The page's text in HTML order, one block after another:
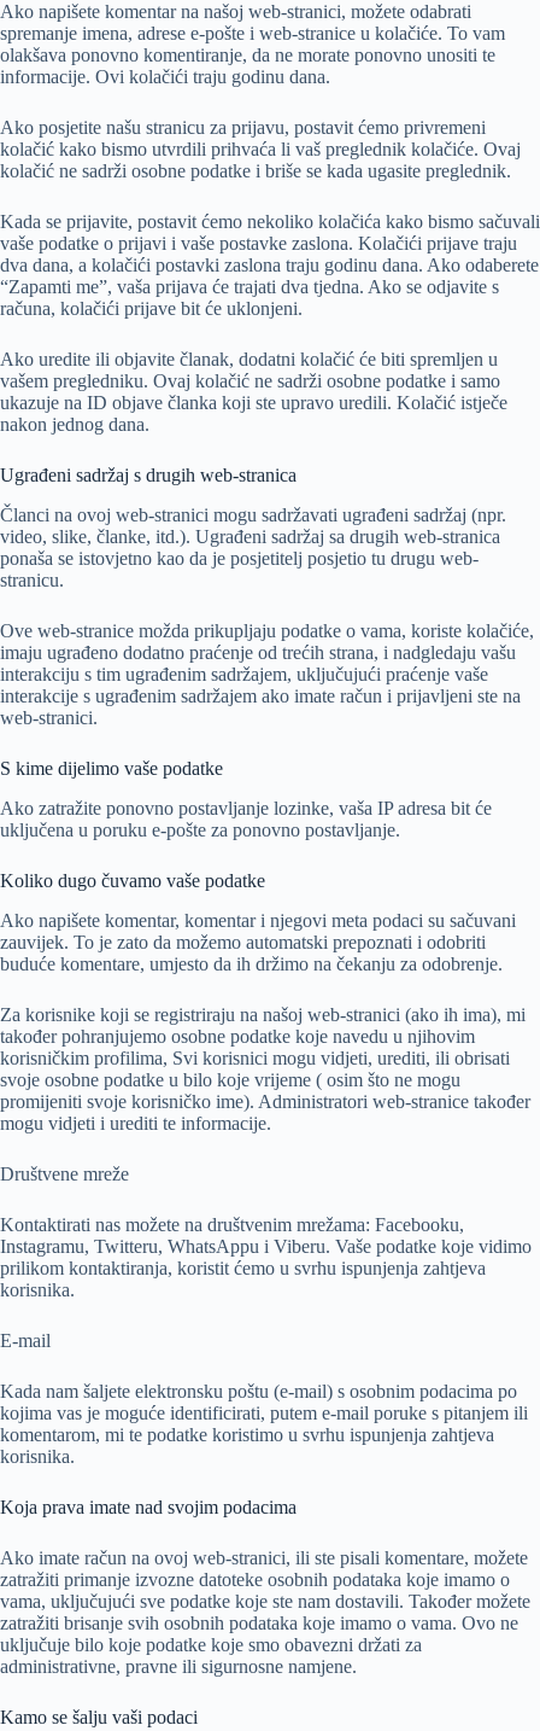
Ako napišete komentar na našoj web-stranici, možete odabrati
spremanje imena, adrese e-pošte i web-stranice u kolačiće. To vam
olakšava ponovno komentiranje, da ne morate ponovno unositi te
informacije. Ovi kolačići traju godinu dana.
Ako posjetite našu stranicu za prijavu, postavit ćemo privremeni
kolačić kako bismo utvrdili prihvaća li vaš preglednik kolačiće. Ovaj
kolačić ne sadrži osobne podatke i briše se kada ugasite preglednik.
Kada se prijavite, postavit ćemo nekoliko kolačića kako bismo sačuvali
vaše podatke o prijavi i vaše postavke zaslona. Kolačići prijave traju
dva dana, a kolačići postavki zaslona traju godinu dana. Ako odaberete
“Zapamti me”, vaša prijava će trajati dva tjedna. Ako se odjavite s
računa, kolačići prijave bit će uklonjeni.
Ako uredite ili objavite članak, dodatni kolačić će biti spremljen u
vašem pregledniku. Ovaj kolačić ne sadrži osobne podatke i samo
ukazuje na ID objave članka koji ste upravo uredili. Kolačić istječe
nakon jednog dana.
Ugrađeni sadržaj s drugih web-stranica
Članci na ovoj web-stranici mogu sadržavati ugrađeni sadržaj (npr.
video, slike, članke, itd.). Ugrađeni sadržaj sa drugih web-stranica
ponaša se istovjetno kao da je posjetitelj posjetio tu drugu web-
stranicu.
Ove web-stranice možda prikupljaju podatke o vama, koriste kolačiće,
imaju ugrađeno dodatno praćenje od trećih strana, i nadgledaju vašu
interakciju s tim ugrađenim sadržajem, uključujući praćenje vaše
interakcije s ugrađenim sadržajem ako imate račun i prijavljeni ste na
web-stranici.
S kime dijelimo vaše podatke
Ako zatražite ponovno postavljanje lozinke, vaša IP adresa bit će
uključena u poruku e-pošte za ponovno postavljanje.
Koliko dugo čuvamo vaše podatke
Ako napišete komentar, komentar i njegovi meta podaci su sačuvani
zauvijek. To je zato da možemo automatski prepoznati i odobriti
buduće komentare, umjesto da ih držimo na čekanju za odobrenje.
Za korisnike koji se registriraju na našoj web-stranici (ako ih ima), mi
također pohranjujemo osobne podatke koje navedu u njihovim
korisničkim profilima, Svi korisnici mogu vidjeti, urediti, ili obrisati
svoje osobne podatke u bilo koje vrijeme ( osim što ne mogu
promijeniti svoje korisničko ime). Administratori web-stranice također
mogu vidjeti i urediti te informacije.
Društvene mreže
Kontaktirati nas možete na društvenim mrežama: Facebooku,
Instagramu, Twitteru, WhatsAppu i Viberu. Vaše podatke koje vidimo
prilikom kontaktiranja, koristit ćemo u svrhu ispunjenja zahtjeva
korisnika.
E-mail
Kada nam šaljete elektronsku poštu (e-mail) s osobnim podacima po
kojima vas je moguće identificirati, putem e-mail poruke s pitanjem ili
komentarom, mi te podatke koristimo u svrhu ispunjenja zahtjeva
korisnika.
Koja prava imate nad svojim podacima
Ako imate račun na ovoj web-stranici, ili ste pisali komentare, možete
zatražiti primanje izvozne datoteke osobnih podataka koje imamo o
vama, uključujući sve podatke koje ste nam dostavili. Također možete
zatražiti brisanje svih osobnih podataka koje imamo o vama. Ovo ne
uključuje bilo koje podatke koje smo obavezni držati za
administrativne, pravne ili sigurnosne namjene.
Kamo se šalju vaši podaci